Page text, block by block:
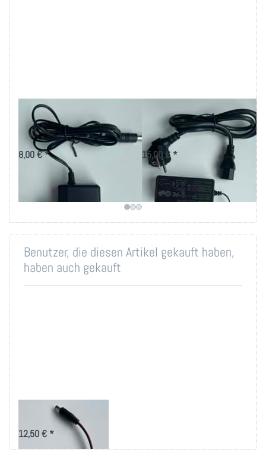
Netzteil 12V-0,5A
12V Netzteil für 12V-Silentlüfter
8,00 € *
Netzteil 12V-3A
12V Netzteil für 12V-Silentlüfter
15,00 € *
Benutzer, die diesen Artikel gekauft haben,
haben auch gekauft
12V Y-Kabel
12,50 € *